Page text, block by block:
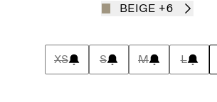
BEIGE +6
XS S M L